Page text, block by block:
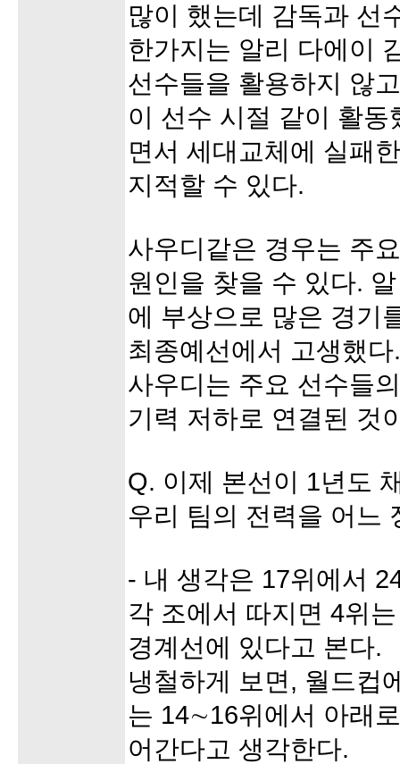
많이 했는데 감독과 선
한가지는 알리 다에이
선수들을 활용하지 않
이 선수 시절 같이 활
면서 세대교체에 실패
지적할 수 있다.
사우디같은 경우는 주
원인을 찾을 수 있다.
에 부상으로 많은 경기
최종예선에서 고생했다.
사우디는 주요 선수들
기력 저하로 연결된 것
Q. 이제 본선이 1년도
우리 팀의 전력을 어느
- 내 생각은 17위에서
각 조에서 따지면 4위
경계선에 있다고 본다.
냉철하게 보면, 월드컵
는 14∼16위에서 아래
어간다고 생각한다.